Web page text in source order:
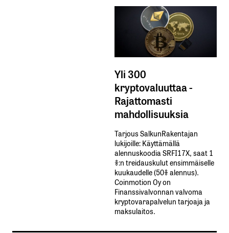
Yli 300
kryptovaluuttaa -
Rajattomasti
mahdollisuuksia
Tarjous SalkunRakentajan
lukijoille: Käyttämällä​ ​
alennuskoodia​ ​SRFI17X,​ ​saat​ ​1
%:n treidauskulut​ ​ensimmäiselle​ ​
kuukaudelle​ ​(50%​ ​alennus).
Coinmotion Oy on
Finanssivalvonnan valvoma
kryptovarapalvelun tarjoaja ja
maksulaitos.